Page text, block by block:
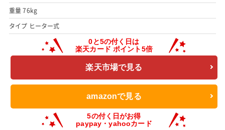
重量 76kg
タイプ ヒーター式
楽天市場で見る
amazonで見る